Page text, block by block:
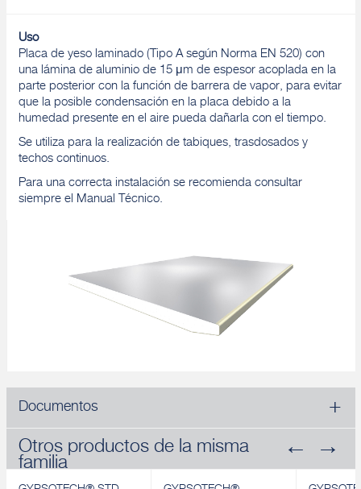
Uso
Placa de yeso laminado (Tipo A según Norma EN 520) con
una lámina de aluminio de 15 μm de espesor acoplada en la
parte posterior con la función de barrera de vapor, para evitar
que la posible condensación en la placa debido a la
humedad presente en el aire pueda dañarla con el tiempo.
Se utiliza para la realización de tabiques, trasdosados y
techos continuos.
Para una correcta instalación se recomienda consultar
siempre el Manual Técnico.
Documentos
Otros productos de la misma
familia